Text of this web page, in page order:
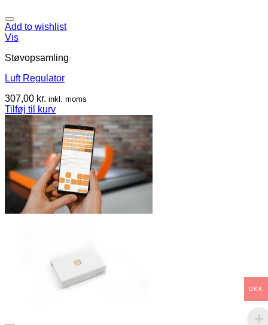
Add to wishlist
Vis
Støvopsamling
Luft Regulator
307,00 kr. inkl. moms
Tilføj til kurv
DKK